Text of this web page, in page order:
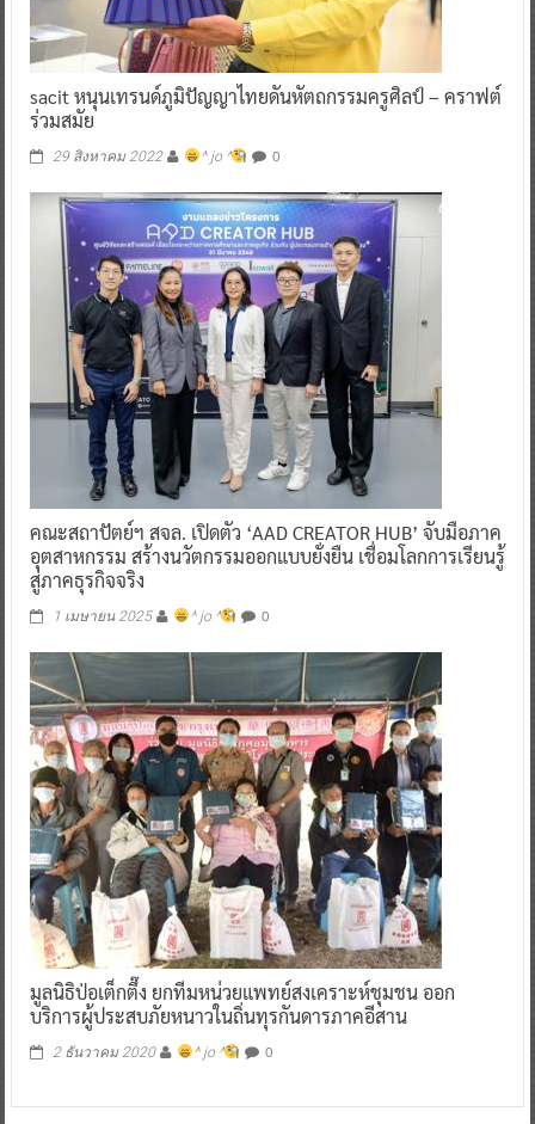
sacit หนุนเทรนด์ภูมิปัญญาไทยดันหัตถกรรมครูศิลป์ – คราฟต์
ร่วมสมัย
29 สิงหาคม 2022 ^ jo ^ 0
คณะสถาปัตย์ฯ สจล. เปิดตัว ‘AAD CREATOR HUB’ จับมือภาค
อุตสาหกรรม สร้างนวัตกรรมออกแบบยั่งยืน เชื่อมโลกการเรียนรู้
สู่ภาคธุรกิจจริง
1 เมษายน 2025 ^ jo ^ 0
มูลนิธิป่อเต็กตึ๊ง ยกทีมหน่วยแพทย์สงเคราะห์ชุมชน ออก
บริการผู้ประสบภัยหนาวในถิ่นทุรกันดารภาคอีสาน
2 ธันวาคม 2020 ^ jo ^ 0